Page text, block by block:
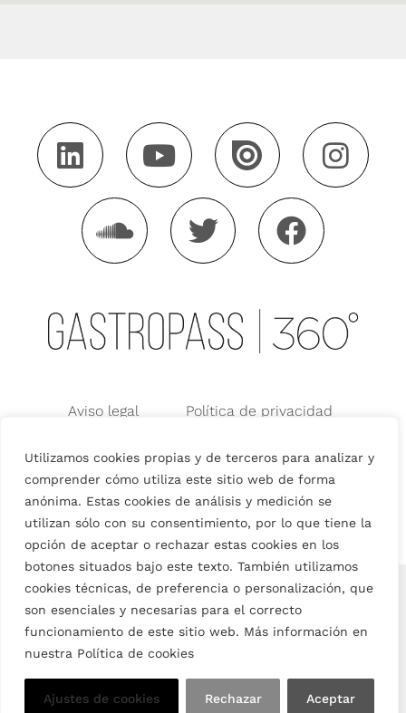
Utilizamos cookies propias y de terceros para analizar y
comprender cómo utiliza este sitio web de forma
anónima. Estas cookies de análisis y medición se
utilizan sólo con su consentimiento, por lo que tiene la
opción de aceptar o rechazar estas cookies en los
botones situados bajo este texto. También utilizamos
cookies técnicas, de preferencia o personalización, que
son esenciales y necesarias para el correcto
funcionamiento de este sitio web. Más información en
nuestra Política de cookies
Ajustes de cookies Rechazar Aceptar
Aviso legal
Política de privacidad
Condiciones generales de Uso
Condiciones Generales de Venta
English(Inglés) Español